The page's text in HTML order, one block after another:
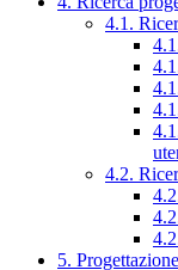
4.1.
4.2.
5.